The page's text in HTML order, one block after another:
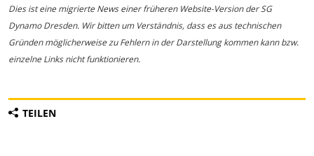
Dies ist eine migrierte News einer früheren Website-Version der SG
Dynamo Dresden. Wir bitten um Verständnis, dass es aus technischen
Gründen möglicherweise zu Fehlern in der Darstellung kommen kann bzw.
einzelne Links nicht funktionieren.
TEILEN